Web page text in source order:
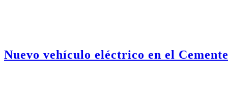
Nuevo vehículo eléctrico en el